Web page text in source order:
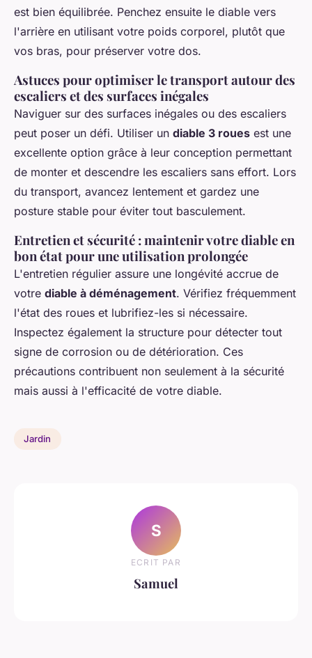
est bien équilibrée. Penchez ensuite le diable vers
l'arrière en utilisant votre poids corporel, plutôt que
vos bras, pour préserver votre dos.
Astuces pour optimiser le transport autour des
escaliers et des surfaces inégales
Naviguer sur des surfaces inégales ou des escaliers
peut poser un défi. Utiliser un diable 3 roues est une
excellente option grâce à leur conception permettant
de monter et descendre les escaliers sans effort. Lors
du transport, avancez lentement et gardez une
posture stable pour éviter tout basculement.
Entretien et sécurité : maintenir votre diable en
bon état pour une utilisation prolongée
L'entretien régulier assure une longévité accrue de
votre diable à déménagement. Vérifiez fréquemment
l'état des roues et lubrifiez-les si nécessaire.
Inspectez également la structure pour détecter tout
signe de corrosion ou de détérioration. Ces
précautions contribuent non seulement à la sécurité
mais aussi à l'efficacité de votre diable.
Jardin
S
ECRIT PAR
Samuel